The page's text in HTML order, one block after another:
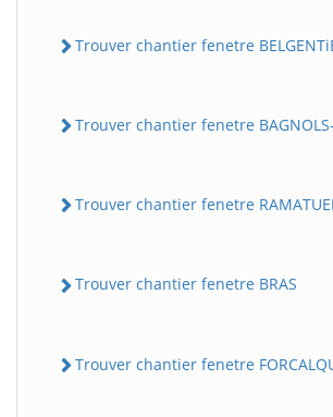
Trouver chantier fenetre
Trouver chantier fenetre BAGNOLS-
Trouver chantier fenetre
Trouver chantier fenetre BRAS
Trouver chantier fenetre